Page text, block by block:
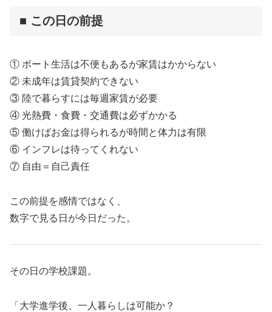
■ この日の前提
① ボート生活は不便もあるが家賃はかからない
② 未成年は賃貸契約できない
③ 陸で暮らすには毎週家賃が必要
④ 光熱費・食費・交通費は必ずかかる
⑤ 働けばお金は得られるが時間と体力は有限
⑥ インフレは待ってくれない
⑦ 自由＝自己責任
この前提を感情ではなく、
数字で見る日が今日だった。
その日の学校課題。
「大学進学後、一人暮らしは可能か？